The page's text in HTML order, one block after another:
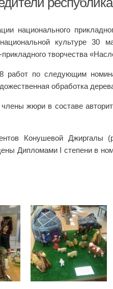
национального
культуре
творчества
работ по следующим
обработка
жюри в составе
Конушевой Джиргалы
Дипломами I степени в